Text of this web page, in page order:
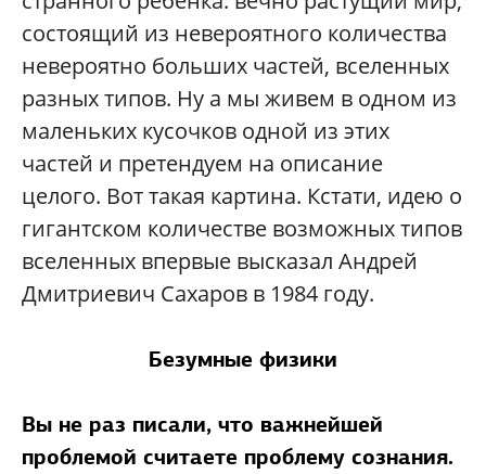
состоящий из невероятного количества
невероятно больших частей, вселенных
разных типов. Ну а мы живем в одном из
маленьких кусочков одной из этих
частей и претендуем на описание
целого. Вот такая картина. Кстати, идею о
гигантском количестве возможных типов
вселенных впервые высказал Андрей
Дмитриевич Сахаров в 1984 году.
Безумные физики
Вы не раз писали, что важнейшей
проблемой считаете проблему сознания.